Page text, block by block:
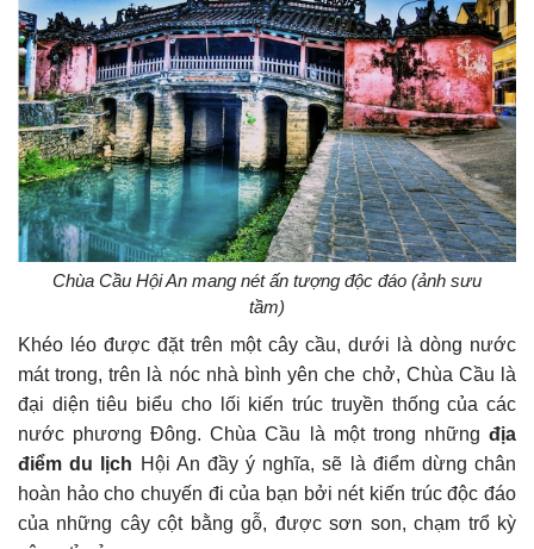
Chùa Cầu Hội An mang nét ấn tượng độc đáo (ảnh sưu
tầm)
Khéo léo được đặt trên một cây cầu, dưới là dòng nước
mát trong, trên là nóc nhà bình yên che chở, Chùa Cầu là
đại diện tiêu biểu cho lối kiến trúc truyền thống của các
nước phương Đông. Chùa Cầu là một trong những địa
điểm du lịch Hội An đầy ý nghĩa, sẽ là điểm dừng chân
hoàn hảo cho chuyến đi của bạn bởi nét kiến trúc độc đáo
của những cây cột bằng gỗ, được sơn son, chạm trổ kỳ